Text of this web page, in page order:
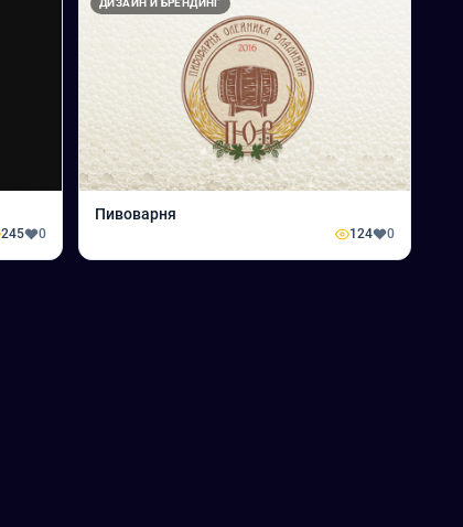
245 0
ДИЗАЙН И БРЕНДИНГ
Пивоварня
124 0